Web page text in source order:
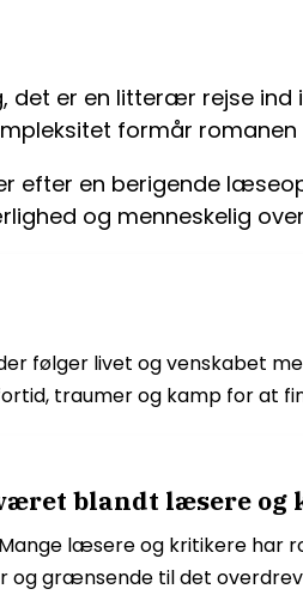
det er en litterær rejse
formår
en berigende
og menneskelig
følger livet og venskabet
traumer og kamp for at
blandt læsere og
læsere og kritikere
grænsende til det